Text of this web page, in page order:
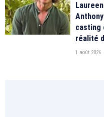
casting
réalité
1 août 2026